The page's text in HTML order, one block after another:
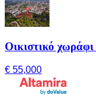
Οικιστικό
€ 55,000